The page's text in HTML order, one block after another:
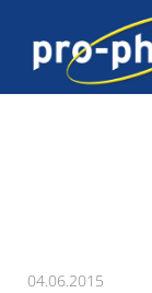
04.06.2015